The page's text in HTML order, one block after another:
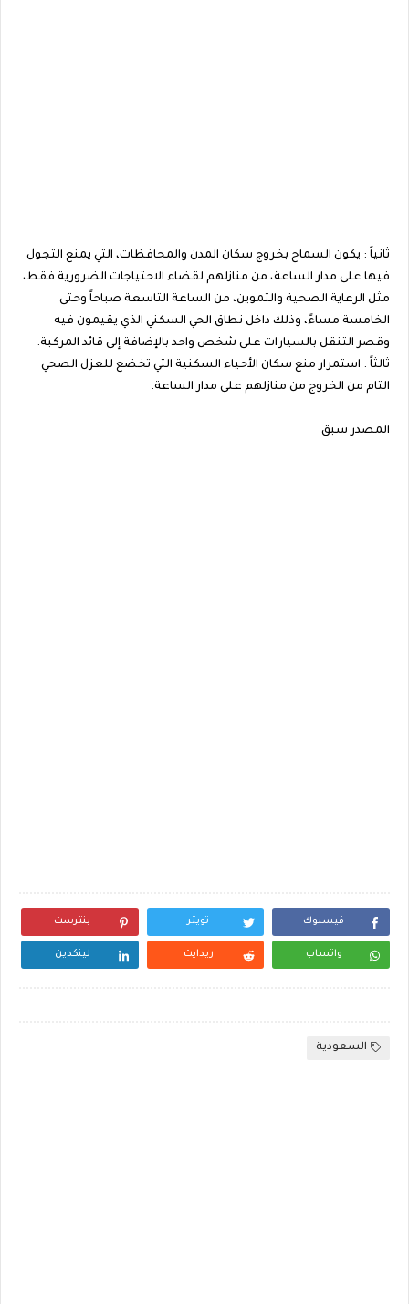
ثانياً : يكون السماح بخروج سكان المدن والمحافظات، التي يمنع التجول
فيها على مدار الساعة، من منازلهم لقضاء الاحتياجات الضرورية فقط،
مثل الرعاية الصحية والتموين، من الساعة التاسعة صباحاً وحتى
الخامسة مساءً، وذلك داخل نطاق الحي السكني الذي يقيمون فيه
وقصر التنقل بالسيارات على شخص واحد بالإضافة إلى قائد المركبة.
ثالثاً : استمرار منع سكان الأحياء السكنية التي تخضع للعزل الصحي
التام من الخروج من منازلهم على مدار الساعة.
المصدر سبق
فيسبوك تويتر بنترست
واتساب ريدايت لينكدين
السعودية